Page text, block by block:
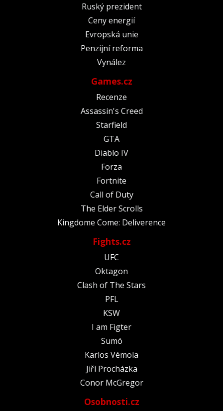
Ruský prezident
Ceny energií
Evropská unie
Penzijní reforma
Vynález
Games.cz
Recenze
Assassin's Creed
Starfield
GTA
Diablo IV
Forza
Fortnite
Call of Duty
The Elder Scrolls
Kingdome Come: Deliverence
Fights.cz
UFC
Oktagon
Clash of The Stars
PFL
KSW
I am Figter
Sumó
Karlos Vémola
Jiří Procházka
Conor McGregor
Osobnosti.cz